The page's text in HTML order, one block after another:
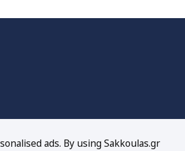
ads. By using Sakkoulas.gr